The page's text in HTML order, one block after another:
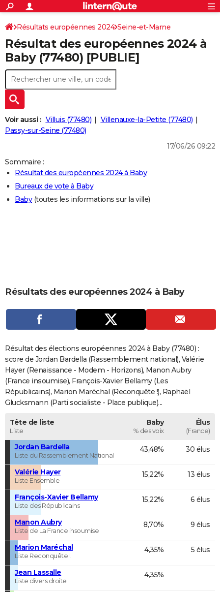
ACTUALITÉS
Politique
Société
Faits Divers
Education
Monde
Villes
+
SPORT
Coupe du monde 2026
Football
Tennis
Cyclisme
Rugby
Forum
CULTURE
Programme TV
TNT
Streaming
Cinéma
Sorties cinéma
Musique
+
FINANCE
Retraite
Impôts
Epargne
Immobilier
Risques naturels par ville
Banque
Assurance
Crédit
AUTO
Essais
Réserver un essai
Citadines
Berlines
SUV
Forum auto
+
HIGH-TECH
Mobiles
Meilleur smartphone
Internet
Ordinateurs
Jeux vidéo
Guide high-tech
+
BRICOLAGE
Guides de France
Escapades
Patrimoine
Expositions
Musées
Week-end nature
LIFESTYLE
Art de vivre
Bien-être
Loisirs
Mode
Modes de vie
CARTE DE VOEUX
Carte de Noël
Carte Bonne année
Carte Saint-Valentin
Carte Pâques
Carte d'anniversaire
DICTIONNAIRE
Dictionnaire
Biographies
Citations
Expressions
Proverbes
PROGRAMME TV
COPAINS D'AVANT
S'inscrire
Se connecter
Lycées
Collèges
Primaires
Universités
Entreprises
Service militaire
Avis de recherche
AVIS DE DÉCÈS
FORUM
Rechercher
S'inscrire
Connexion
Résultats européennes 2024 Seine-et-Marne
Résultat des européennes 2024 à
Baby (77480) [PUBLIE]
Voir aussi : Villuis (77480)
Villenauxe-la-Petite (77480)
Passy-sur-Seine (77480)
17/06/26 09:22
Sommaire :
Résultat des européennes 2024 à Baby
Bureaux de vote à Baby
Baby(toutes les informations sur la ville)
Résultats des européennes 2024 à Baby
Résultat des élections européennes 2024 à Baby (77480) :
score de Jordan Bardella (Rassemblement national), Valérie
Hayer (Renaissance - Modem - Horizons), Manon Aubry
(France insoumise), François-Xavier Bellamy (Les
Républicains), Marion Maréchal (Reconquête !), Raphaël
Glucksmann (Parti socialiste - Place publique)...
Tête de liste
Liste
Baby
% des voix
Élus
(France)
Jordan Bardella
Liste du Rassemblement National
43,48% 30 élus
Valérie Hayer
Liste Ensemble
15,22% 13 élus
François-Xavier Bellamy
Liste des Républicains
15,22% 6 élus
Manon Aubry
Liste de La France insoumise
8,70% 9 élus
Marion Maréchal
Liste Reconquête !
4,35% 5 élus
Jean Lassalle
Liste divers droite
4,35%